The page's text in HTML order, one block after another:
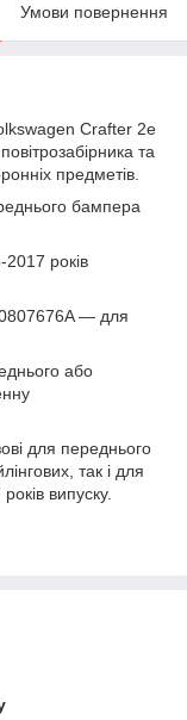
Умови повернення
Crafter 2e
та
предметів.
бампера
років
— для
або
для переднього
так і для
випуску.